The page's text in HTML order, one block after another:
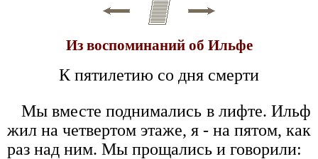
Из воспоминаний об Ильфе
К пятилетию со дня смерти
Мы вместе поднимались в лифте. Ильф
жил на четвертом этаже, я - на пятом, как
раз над ним. Мы прощались и говорили: